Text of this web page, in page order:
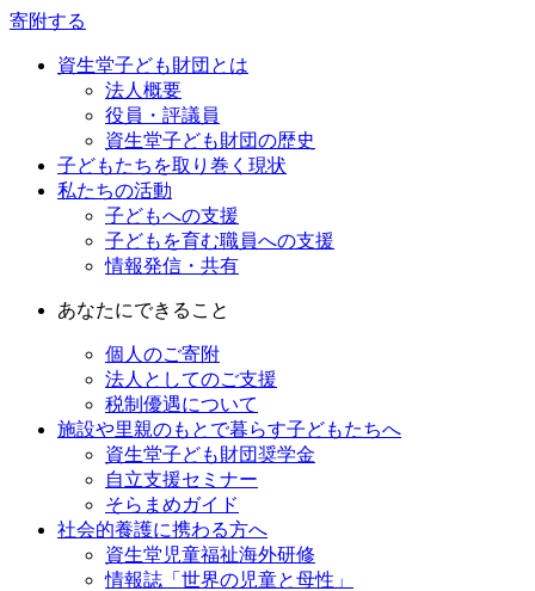
寄附する
資生堂子ども財団とは
法人概要
役員・評議員
資生堂子ども財団の歴史
子どもたちを取り巻く現状
私たちの活動
子どもへの支援
子どもを育む職員への支援
情報発信・共有
あなたにできること
個人のご寄附
法人としてのご支援
税制優遇について
施設や里親のもとで暮らす子どもたちへ
資生堂子ども財団奨学金
自立支援セミナー
そらまめガイド
社会的養護に携わる方へ
資生堂児童福祉海外研修
情報誌「世界の児童と母性」